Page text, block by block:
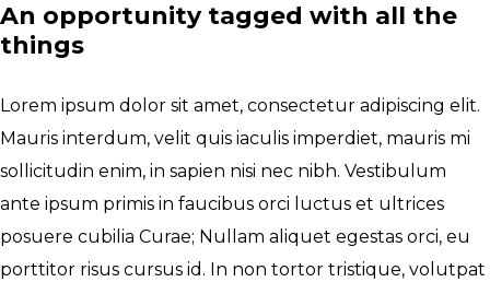
An opportunity tagged with all the
things
Lorem ipsum dolor sit amet, consectetur adipiscing elit.
Mauris interdum, velit quis iaculis imperdiet, mauris mi
sollicitudin enim, in sapien nisi nec nibh. Vestibulum
ante ipsum primis in faucibus orci luctus et ultrices
posuere cubilia Curae; Nullam aliquet egestas orci, eu
porttitor risus cursus id. In non tortor tristique, volutpat